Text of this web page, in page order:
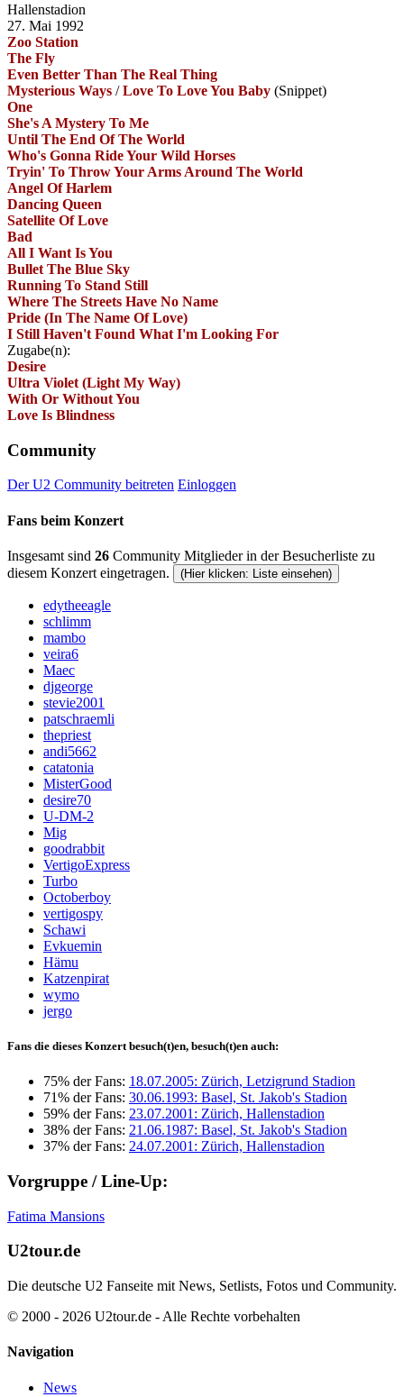
Hallenstadion
27. Mai 1992
Zoo Station
The Fly
Even Better Than The Real Thing
Mysterious Ways /Love To Love You Baby (Snippet)
One
She's A Mystery To Me
Until The End Of The World
Who's Gonna Ride Your Wild Horses
Tryin' To Throw Your Arms Around The World
Angel Of Harlem
Dancing Queen
Satellite Of Love
Bad
All I Want Is You
Bullet The Blue Sky
Running To Stand Still
Where The Streets Have No Name
Pride (In The Name Of Love)
I Still Haven't Found What I'm Looking For
Zugabe(n):
Desire
Ultra Violet (Light My Way)
With Or Without You
Love Is Blindness
Community
Der U2 Community beitreten Einloggen
Fans beim Konzert
Insgesamt sind 26 Community Mitglieder in der Besucherliste zu
diesem Konzert eingetragen.
(Hier klicken: Liste einsehen)
edytheeagle
schlimm
mambo
veira6
Maec
djgeorge
stevie2001
patschraemli
thepriest
andi5662
catatonia
MisterGood
desire70
U-DM-2
Mig
goodrabbit
VertigoExpress
Turbo
Octoberboy
vertigospy
Schawi
Evkuemin
Hämu
Katzenpirat
wymo
jergo
Fans die dieses Konzert besuch(t)en, besuch(t)en auch:
75% der Fans: 18.07.2005: Zürich, Letzigrund Stadion
71% der Fans: 30.06.1993: Basel, St. Jakob's Stadion
59% der Fans: 23.07.2001: Zürich, Hallenstadion
38% der Fans: 21.06.1987: Basel, St. Jakob's Stadion
37% der Fans: 24.07.2001: Zürich, Hallenstadion
Vorgruppe / Line-Up:
Fatima Mansions
U2tour.de
Die deutsche U2 Fanseite mit News, Setlists, Fotos und Community.
© 2000 - 2026 U2tour.de - Alle Rechte vorbehalten
Navigation
News